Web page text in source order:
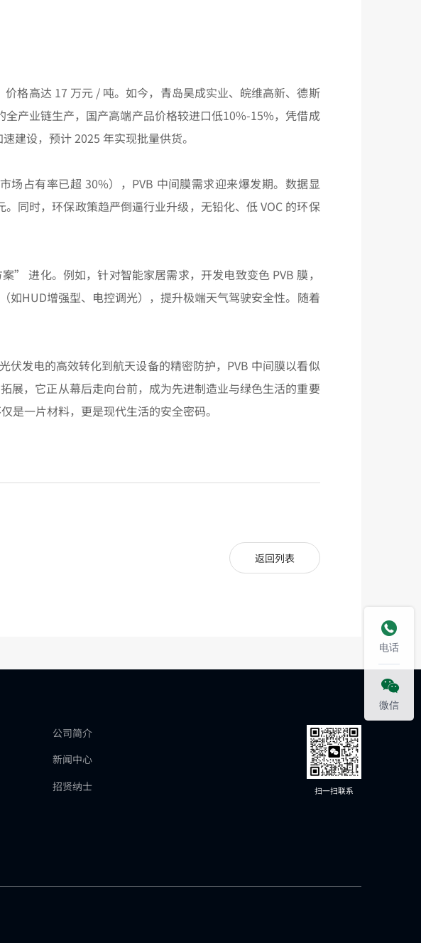
格高达 17 万元 / 吨。如今，青岛昊成实业、皖维高新、德斯
产业链生产，国产高端产品价格较进口低10%-15%，凭借成
建设，预计 2025 年实现批量供货。
占有率已超 30%），PVB 中间膜需求迎来爆发期。数据显
同时，环保政策趋严倒逼行业升级，无铅化、低 VOC 的环保
进化。例如，针对智能家居需求，开发电致变色 PVB 膜，
如HUD增强型、电控调光），提升极端天气驾驶安全性。随着
发电的高效转化到航天设备的精密防护，PVB 中间膜以看似
展，它正从幕后走向台前，成为先进制造业与绿色生活的重要
一片材料，更是现代生活的安全密码。
返回列表
公司简介
新闻中心
招贤纳士
扫一扫联系

电话

微信